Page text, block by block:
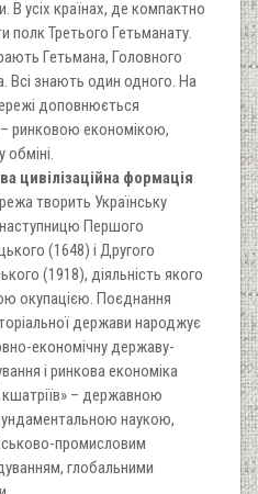
В усіх країнах, де компактно
полк Третього Гетьманату.
Гетьмана, Головного
Всі знають один одного. На
доповнюється
ринковою економікою,
цивілізаційна формація
творить Українську
Першого
(1648) і Другого
(1918), діяльність якого
окупацією. Поєднання
держави народжує
економічну державу-
і ринкова економіка
– державною
наукою,
промисловим
глобальними